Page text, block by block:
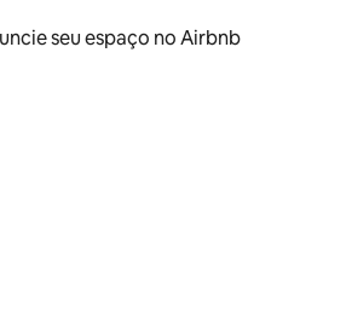
seu espaço no Airbnb